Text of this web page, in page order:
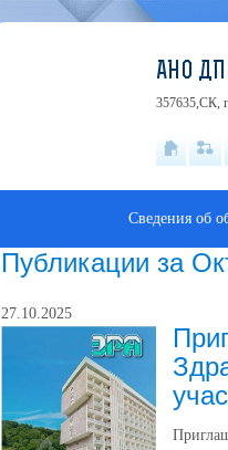
Публикации за
27.10.2025
АНО
357635,СК,
Сведения об